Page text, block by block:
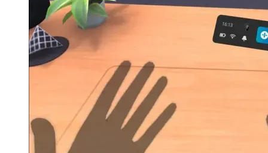
ワイヤレスで送信されることに注意してください。これは、
使用可能な結果を得るのに必要です。
仮想と現実の融合
Quest 2はハンドトラッキングをサポートしています。つま
り、メニューを操作するためにコントローラーに依存する必
「OculusRemoteDesktop」は、Quest 2の外部カメラを使用し
て、実際のテーブルの一部（キーボードとマウスを使用）を
表示します。これにより、周辺機器の向きを大幅に向上させ